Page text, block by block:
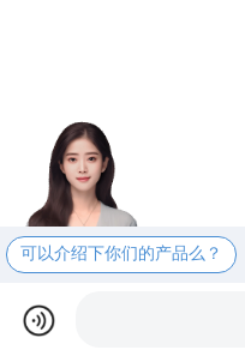
可以介绍下你们的产品么？